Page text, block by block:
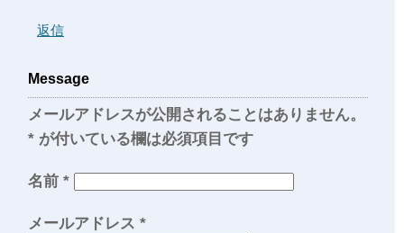
返信
Message
メールアドレスが公開されることはありません。
* が付いている欄は必須項目です
名前 *
メールアドレス *